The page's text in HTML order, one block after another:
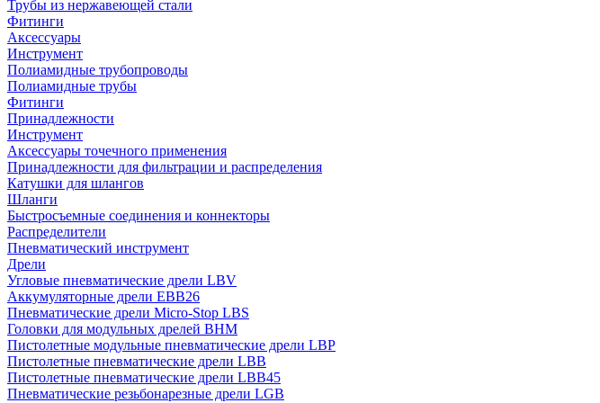
Трубы из нержавеющей стали
Фитинги
Аксессуары
Инструмент
Полиамидные трубопроводы
Полиамидные трубы
Фитинги
Принадлежности
Инструмент
Аксессуары точечного применения
Принадлежности для фильтрации и распределения
Катушки для шлангов
Шланги
Быстросъемные соединения и коннекторы
Распределители
Пневматический инструмент
Дрели
Угловые пневматические дрели LBV
Аккумуляторные дрели EBB26
Пневматические дрели Micro-Stop LBS
Головки для модульных дрелей BHM
Пистолетные модульные пневматические дрели LBP
Пистолетные пневматические дрели LBB
Пистолетные пневматические дрели LBB45
Пневматические резьбонарезные дрели LGB